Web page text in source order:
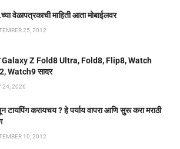
वेळापत्रकाची माहिती आता मोबाईलवर
25, 2012
Z Fold8 Ultra, Fold8, Flip8, Watch
Watch9 सादर
24, 2026
टायपिंग करायचय ? हे पर्याय वापरा आणि सुरू करा मराठी
10, 2012